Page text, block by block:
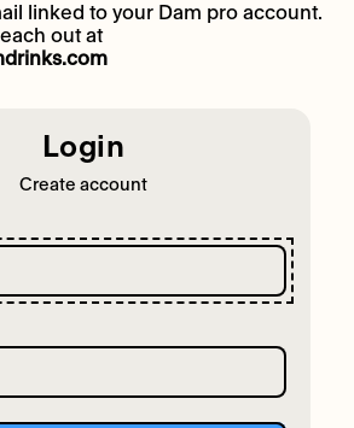
linked to your Dam pro account.
out at
Login
Create account